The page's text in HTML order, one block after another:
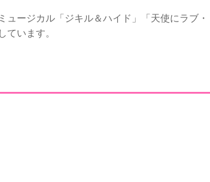
ージカル「ジキル＆ハイド」「天使にラブ・
ています。